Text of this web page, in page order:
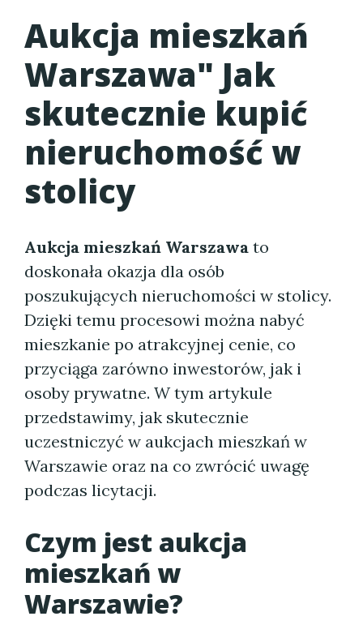
Aukcja mieszkań
Warszawa" Jak
skutecznie kupić
nieruchomość w
stolicy
Aukcja mieszkań Warszawa to
doskonała okazja dla osób
poszukujących nieruchomości w stolicy.
Dzięki temu procesowi można nabyć
mieszkanie po atrakcyjnej cenie, co
przyciąga zarówno inwestorów, jak i
osoby prywatne. W tym artykule
przedstawimy, jak skutecznie
uczestniczyć w aukcjach mieszkań w
Warszawie oraz na co zwrócić uwagę
podczas licytacji.
Czym jest aukcja
mieszkań w
Warszawie?